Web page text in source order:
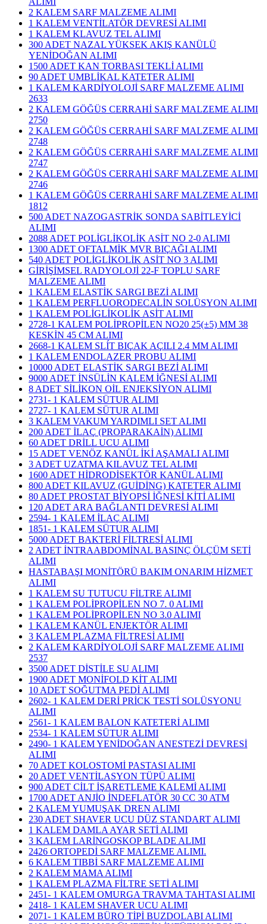
2 KALEM SARF MALZEME ALIMI
1 KALEM VENTİLATÖR DEVRESİ ALIMI
1 KALEM KLAVUZ TEL ALIMI
300 ADET NAZAL YÜKSEK AKIŞ KANÜLÜ
YENİDOĞAN ALIMI
1500 ADET KAN TORBASI TEKLİ ALIMI
90 ADET UMBLİKAL KATETER ALIMI
1 KALEM KARDİYOLOJİ SARF MALZEME ALIMI
2633
2 KALEM GÖĞÜS CERRAHİ SARF MALZEME ALIMI
2750
2 KALEM GÖĞÜS CERRAHİ SARF MALZEME ALIMI
2748
2 KALEM GÖĞÜS CERRAHİ SARF MALZEME ALIMI
2747
2 KALEM GÖĞÜS CERRAHİ SARF MALZEME ALIMI
2746
1 KALEM GÖĞÜS CERRAHİ SARF MALZEME ALIMI
1812
500 ADET NAZOGASTRİK SONDA SABİTLEYİCİ
ALIMI
2088 ADET POLİGLİKOLİK ASİT NO 2-0 ALIMI
1300 ADET OFTALMİK MVR BIÇAĞI ALIMI
540 ADET POLİGLİKOLİK ASİT NO 3 ALIMI
GİRİŞİMSEL RADYOLOJİ 22-F TOPLU SARF
MALZEME ALIMI
1 KALEM ELASTİK SARGI BEZİ ALIMI
1 KALEM PERFLUORODECALİN SOLÜSYON ALIMI
1 KALEM POLİGLİKOLİK ASİT ALIMI
2728-1 KALEM POLİPROPİLEN NO20 25(±5) MM 38
KESKİN 45 CM ALIMI
2668-1 KALEM SLÍT BIÇAK AÇILI 2.4 MM ALIMI
1 KALEM ENDOLAZER PROBU ALIMI
10000 ADET ELASTİK SARGI BEZİ ALIMI
9000 ADET İNSÜLİN KALEM İĞNESİ ALIMI
8 ADET SİLİKON OİL ENJEKSİYON ALIMI
2731- 1 KALEM SÜTUR ALIMI
2727- 1 KALEM SÜTUR ALIMI
3 KALEM VAKUM YARDIMLI SET ALIMI
200 ADET İLAÇ (PROPARAKAİN) ALIMI
60 ADET DRİLL UCU ALIMI
15 ADET VENÖZ KANÜL İKİ AŞAMALI ALIMI
3 ADET UZATMA KILAVUZ TEL ALIMI
1600 ADET HİDRODİSEKTÖR KANÜL ALIMI
800 ADET KILAVUZ (GUİDİNG) KATETER ALIMI
80 ADET PROSTAT BİYOPSİ İĞNESİ KİTİ ALIMI
120 ADET ARA BAĞLANTI DEVRESİ ALIMI
2594- 1 KALEM İLAÇ ALIMI
1851- 1 KALEM SÜTUR ALIMI
5000 ADET BAKTERİ FİLTRESİ ALIMI
2 ADET İNTRAABDOMİNAL BASINÇ ÖLÇÜM SETİ
ALIMI
HASTABAŞI MONİTÖRÜ BAKIM ONARIM HİZMET
ALIMI
1 KALEM SU TUTUCU FİLTRE ALIMI
1 KALEM POLİPROPİLEN NO 7. 0 ALIMI
1 KALEM POLİPROPİLEN NO 3.0 ALIMI
1 KALEM KANÜL ENJEKTÖR ALIMI
3 KALEM PLAZMA FİLTRESİ ALIMI
​2 KALEM KARDİYOLOJİ SARF MALZEME ALIMI
2537
3500 ADET DİSTİLE SU ALIMI
1900 ADET MONİFOLD KİT ALIMI
10 ADET SOĞUTMA PEDİ ALIMI
2602- 1 KALEM DERİ PRİCK TESTİ SOLÜSYONU
ALIMI
2561- 1 KALEM BALON KATETERİ ALIMI
2534- 1 KALEM SÜTUR ALIMI
2490- 1 KALEM YENİDOĞAN ANESTEZİ DEVRESİ
ALIMI
70 ADET KOLOSTOMİ PASTASI ALIMI
20 ADET VENTİLASYON TÜPÜ ALIMI
900 ADET CİLT İŞARETLEME KALEMİ ALIMI
1700 ADET ANJİO İNDEFLATÖR 30 CC 30 ATM
2 KALEM YUMUŞAK DREN ALIMI
230 ADET SHAVER UCU DÜZ STANDART ALIMI
1 KALEM DAMLA AYAR SETİ ALIMI
3 KALEM LARİNGOSKOP BLADE ALIMI
2426 ORTOPEDİ SARF MALZEME ALIMI.
6 KALEM TIBBİ SARF MALZEME ALIMI
2 KALEM MAMA ALIMI
1 KALEM PLAZMA FİLTRE SETİ ALIMI
2451- 1 KALEM OMURGA TRAVMA TAHTASI ALIMI
2418- 1 KALEM SHAVER UCU ALIMI
2071- 1 KALEM BÜRO TİPİ BUZDOLABI ALIMI